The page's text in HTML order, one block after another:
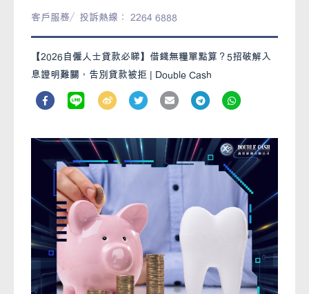
客戶服務／投訴熱線： 2264 6888
【2026自僱人士貸款必睇】借錢無糧單點算？5招破解入
息證明難關，告別貸款被拒 | Double Cash